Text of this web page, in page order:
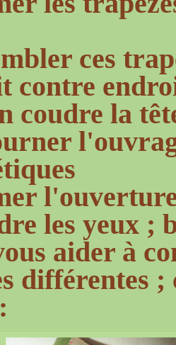
ces
contre
coudre la
les yeux ;
aider à
différentes